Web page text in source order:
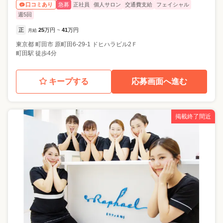
口コミあり 急募 正社員 個人サロン 交通費支給
フェイシャル
週5回
正 月給 25万円 ~ 41万円
東京都 町田市 原町田6-29-1 ドヒハラビル2Ｆ
町田駅 徒歩4分
キープする 応募画面へ進む
掲載終了間近